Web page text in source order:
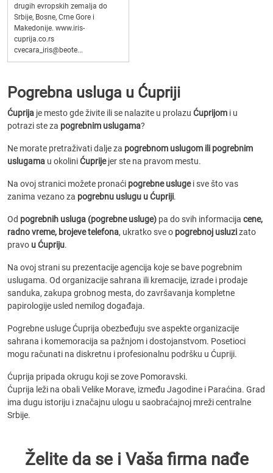
drugih evropskih zemalja do
Srbije, Bosne, Crne Gore i
Makedonije. www.iris-
cuprija.co.rs
cvecara_iris@beote...
Pogrebna usluga u Ćupriji
Ćuprija je mesto gde živite ili se nalazite u prolazu Ćuprijom i u
potrazi ste za pogrebnim uslugama?
Ne morate pretraživati dalje za pogrebnom uslugom ili pogrebnim
uslugama u okoliniĆuprijejer ste na pravom mestu.
Na ovoj stranici možete pronaći pogrebne uslugei sve što vas
zanima vezano za pogrebnu uslugu u Ćupriji.
Od pogrebnih usluga (pogrebne usluge) pa do svih informacija cene,
radno vreme, brojeve telefona, ukratko sve o pogrebnoj usluzizato
pravo u Ćupriju.
Na ovoj strani su prezentacije agencija koje se bave pogrebnim
uslugama. Od organizacije sahrana ili kremacije, izrade i prodaje
sanduka, zakupa grobnog mesta, do završavanja kompletne
papirologije usled nemilog događaja.
Pogrebne usluge Ćuprija obezbeđuju sve aspekte organizacije
sahrana i komemoracija sa pažnjom i dostojanstvom. Posetioci
mogu računati na diskretnu i profesionalnu podršku u Ćupriji.
Ćuprija pripada okrugu koji se zove Pomoravski.
Ćuprija leži na obali Velike Morave, između Jagodine i Paraćina. Grad
ima dugu istoriju i značajnu ulogu u saobraćajnoj mreži centralne
Srbije.
Želite da se i Vaša firma nađe